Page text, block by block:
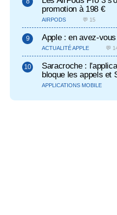
promotion à 198 €
AIRPODS 💬 15
Apple : en avez-
ACTUALITÉ APPLE 💬
Saracroche :
bloque les appels et
APPLICATIONS MOBILE